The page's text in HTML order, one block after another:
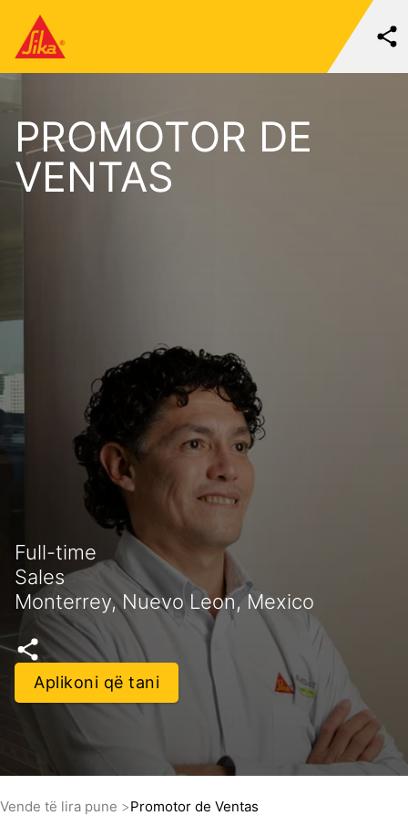
PROMOTOR DE
VENTAS
Full-time
Sales
Monterrey, Nuevo Leon, Mexico
Aplikoni që tani
Vende të lira pune Promotor de Ventas